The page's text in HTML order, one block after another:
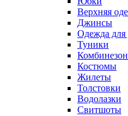
Верхняя
Джинсы
Одежда для
Туники
Костюмы
Жилеты
Толстовки
Водолазки
Свитшоты